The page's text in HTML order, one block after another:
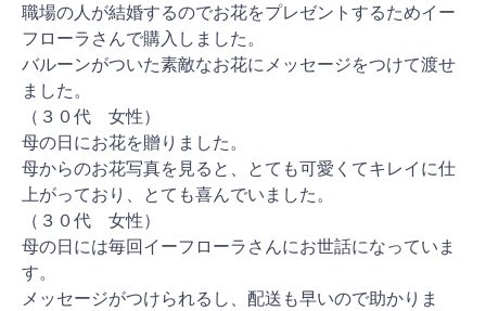
職場の人が結婚するのでお花をプレゼントするためイー
フローラさんで購入しました。
バルーンがついた素敵なお花にメッセージをつけて渡せ
ました。
（３０代 女性）
母の日にお花を贈りました。
母からのお花写真を見ると、とても可愛くてキレイに仕
上がっており、とても喜んでいました。
（３０代 女性）
母の日には毎回イーフローラさんにお世話になっていま
す。
メッセージがつけられるし、配送も早いので助かりま